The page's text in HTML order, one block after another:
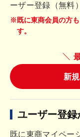
ーザー登録（無料
※既に東商会員の方
す。
新
ユーザー登録
既に東商マイペー